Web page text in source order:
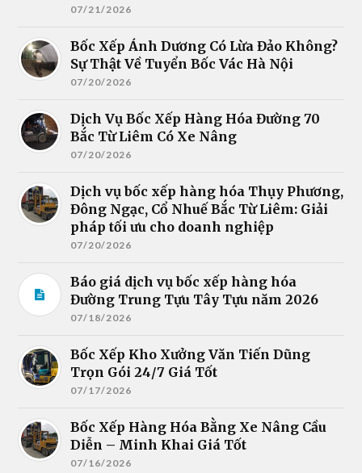
07/21/2026
Bốc Xếp Ánh Dương Có Lừa Đảo Không?
Sự Thật Về Tuyển Bốc Vác Hà Nội
07/20/2026
Dịch Vụ Bốc Xếp Hàng Hóa Đường 70
Bắc Từ Liêm Có Xe Nâng
07/20/2026
Dịch vụ bốc xếp hàng hóa Thụy Phương,
Đông Ngạc, Cổ Nhuế Bắc Từ Liêm: Giải
pháp tối ưu cho doanh nghiệp
07/20/2026
Báo giá dịch vụ bốc xếp hàng hóa
Đường Trung Tựu Tây Tựu năm 2026
07/18/2026
Bốc Xếp Kho Xưởng Văn Tiến Dũng
Trọn Gói 24/7 Giá Tốt
07/17/2026
Bốc Xếp Hàng Hóa Bằng Xe Nâng Cầu
Diễn – Minh Khai Giá Tốt
07/16/2026